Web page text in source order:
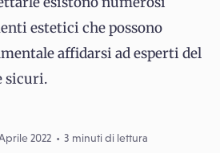
estetici che possono
affidarsi ad esperti del
sicuri.
2022 3 minuti di lettura